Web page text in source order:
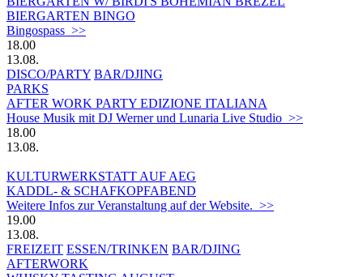
BIERGARTEN BINGO
Bingospass >>
18.00
13.08.
DISCO/PARTY BAR/DJING
PARKS
AFTER WORK PARTY EDIZIONE ITALIANA
House Musik mit DJ Werner und Lunaria Live Studio >>
18.00
13.08.
KULTURWERKSTATT AUF AEG
KADDL- & SCHAFKOPFABEND
Weitere Infos zur Veranstaltung auf der Website. >>
19.00
13.08.
FREIZEIT ESSEN/TRINKEN BAR/DJING
AFTERWORK